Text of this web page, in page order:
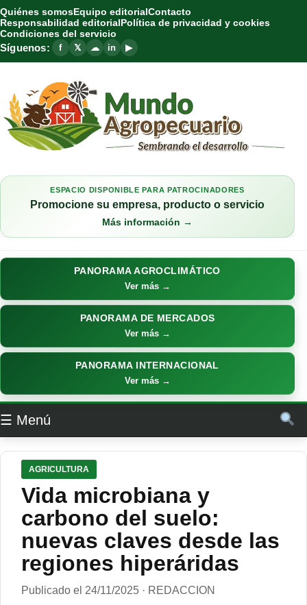
Quiénes somosEquipo editorialContacto
Responsabilidad editorialPolítica de privacidad y cookies
Condiciones del servicio
Síguenos: f 𝕏 ☁ in ▶
ESPACIO DISPONIBLE PARA PATROCINADORES
Promocione su empresa, producto o servicio
Más información →
PANORAMA AGROCLIMÁTICO
Ver más →
PANORAMA DE MERCADOS
Ver más →
PANORAMA INTERNACIONAL
Ver más →
☰ Menú
AGRICULTURA
Vida microbiana y
carbono del suelo:
nuevas claves desde las
regiones hiperáridas
Publicado el 24/11/2025 · REDACCION